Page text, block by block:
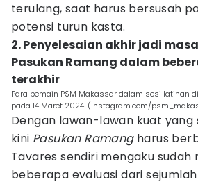
terulang, saat harus bersusah
potensi turun kasta.
2. Penyelesaian akhir jadi
Pasukan Ramang dalam
terakhir
Para pemain PSM Makassar dalam sesi latihan
pada 14 Maret 2024. (Instagram.com/
Dengan lawan-lawan kuat yang
kini Pasukan Ramangharus
Tavares sendiri mengaku sudah
beberapa evaluasi dari